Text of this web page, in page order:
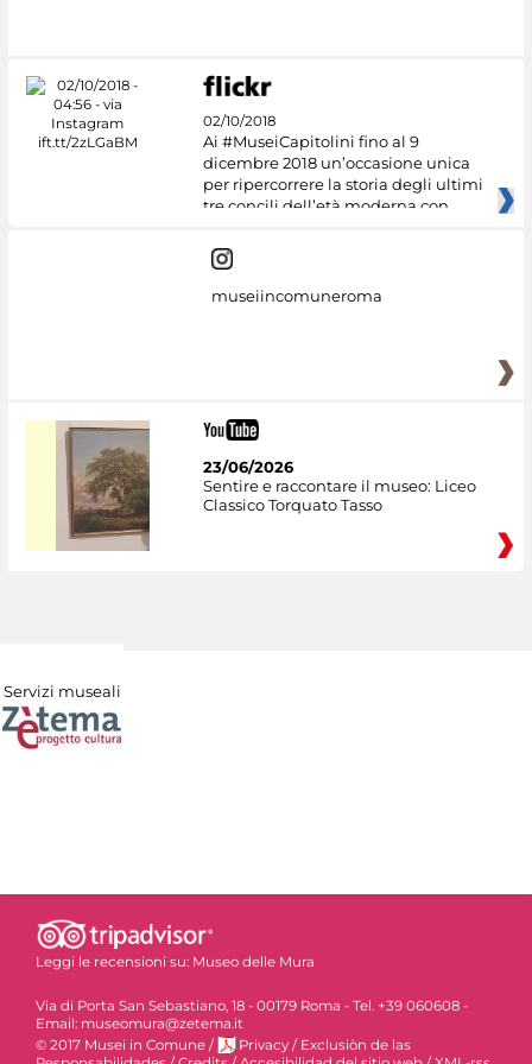
02/10/2018
Ai #MuseiCapitolini fino al 9
dicembre 2018 un’occasione unica
per ripercorrere la storia degli ultimi
tre concili dell’età moderna con
museiincomuneroma
23/06/2026
Sentire e raccontare il museo: Liceo
Classico Torquato Tasso
Servizi museali
Leggi le recensioni su: Museo delle Mura
Via di Porta San Sebastiano, 18 - 00179 Roma - Tel. +39 060608 -
Email: museomura@zetema.it
© 2017 Musei in Comune / Privacy / Exclusiòn de las